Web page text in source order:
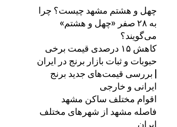
چهل و هشتم مشهد چیست؟ چرا
به ۲۸ صفر «چهل و هشتم»
می‌گویند؟
کاهش ۱۵ درصدی قیمت برخی
حبوبات و ثبات بازار برنج در ایران
| بررسی قیمت‌های جدید برنج
ایرانی و خارجی
اقوام مختلف ساکن مشهد
فاصله مشهد از شهرهای مختلف
ایران